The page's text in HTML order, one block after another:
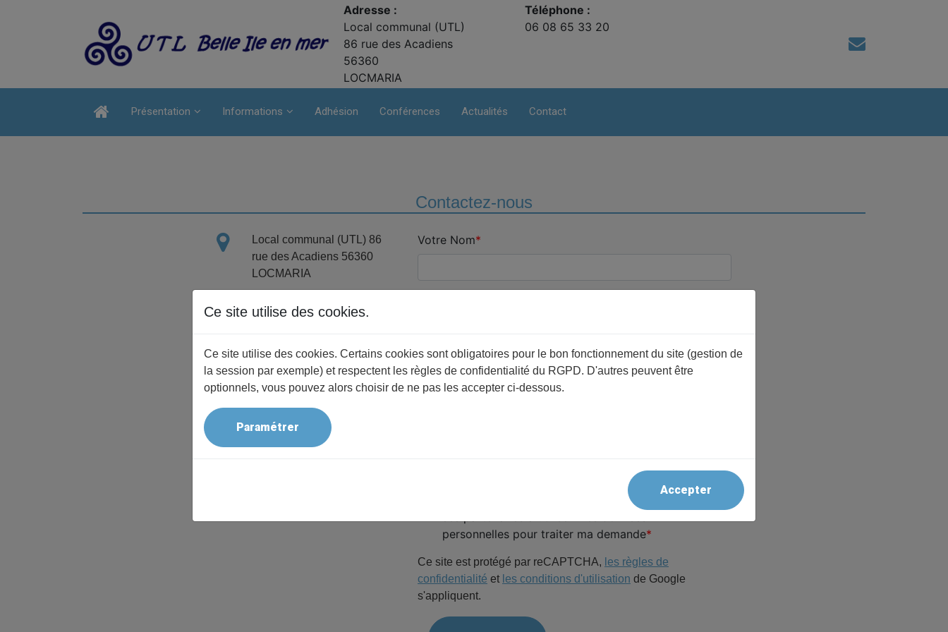
Adresse :
Local communal (UTL)
86 rue des Acadiens
56360
LOCMARIA
Téléphone :
06 08 65 33 20
Présentation Informations Adhésion Conférences Actualités Contact
Contactez-nous
Local communal (UTL) 86
rue des Acadiens 56360
LOCMARIA
Votre Nom
Sujet
J'autorise le site UTL Belle-Ile-en-Mer et
personnelles pour traiter ma demande
Ce site est protégé par reCAPTCHA, les règles de
confidentialité et les conditions d'utilisation de Google
s'appliquent.
Ce site utilise des cookies.
Ce site utilise des cookies. Certains cookies sont obligatoires pour le bon fonctionnement du site (gestion de
la session par exemple) et respectent les règles de confidentialité du RGPD. D'autres peuvent être
optionnels, vous pouvez alors choisir de ne pas les accepter ci-dessous.
Paramétrer
Accepter